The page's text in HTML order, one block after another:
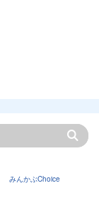
みんかぶChoice